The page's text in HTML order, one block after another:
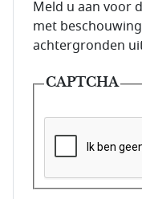
E-mailadres van
Meld u aan voor
met
achtergronden
CAPTCHA
Deze vraag is